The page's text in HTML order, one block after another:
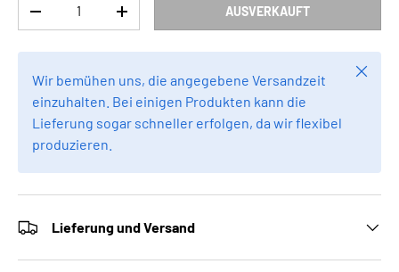
MENGE VERRINGERNMENGE ERHÖHEN AUSVERKAUFT
Wir bemühen uns, die angegebene Versandzeit
einzuhalten. Bei einigen Produkten kann die
Lieferung sogar schneller erfolgen, da wir flexibel
produzieren.
Lieferung und Versand